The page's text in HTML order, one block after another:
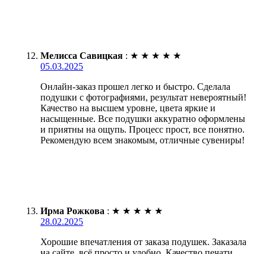
Мелисса Савицкая : ★ ★ ★ ★ ★
05.03.2025
Онлайн-заказ прошел легко и быстро. Сделала
подушки с фотографиями, результат невероятный!
Качество на высшем уровне, цвета яркие и
насыщенные. Все подушки аккуратно оформлены
и приятны на ощупь. Процесс прост, все понятно.
Рекомендую всем знакомым, отличные сувениры!
Ирма Рожкова : ★ ★ ★ ★ ★
28.02.2025
Хорошие впечатления от заказа подушек. Заказала